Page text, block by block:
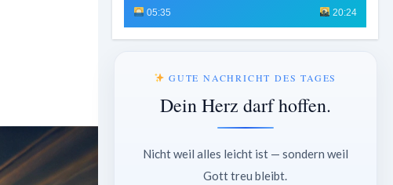
05:35
20:24
GUTE NACHRICHT DES TAGES
Dein Herz darf hoffen.
Nicht weil alles leicht ist — sondern weil
Gott treu bleibt.